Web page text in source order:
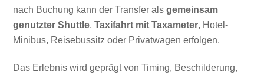
nach Buchung kann der Transfer alsgemeinsam
genutzter Shuttle,Taxifahrt mit Taxameter, Hotel-
Minibus, Reisebussitz oder Privatwagen erfolgen.
Das Erlebnis wird geprägt von Timing, Beschilderung,